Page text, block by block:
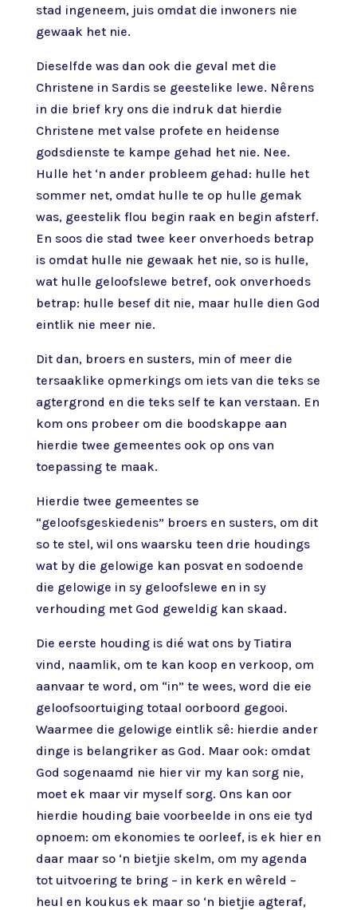
stad ingeneem, juis omdat die inwoners nie
gewaak het nie.
Dieselfde was dan ook die geval met die
Christene in Sardis se geestelike lewe. Nêrens
in die brief kry ons die indruk dat hierdie
Christene met valse profete en heidense
godsdienste te kampe gehad het nie. Nee.
Hulle het ‘n ander probleem gehad: hulle het
sommer net, omdat hulle te op hulle gemak
was, geestelik flou begin raak en begin afsterf.
En soos die stad twee keer onverhoeds betrap
is omdat hulle nie gewaak het nie, so is hulle,
wat hulle geloofslewe betref, ook onverhoeds
betrap: hulle besef dit nie, maar hulle dien God
eintlik nie meer nie.
Dit dan, broers en susters, min of meer die
tersaaklike opmerkings om iets van die teks se
agtergrond en die teks self te kan verstaan. En
kom ons probeer om die boodskappe aan
hierdie twee gemeentes ook op ons van
toepassing te maak.
Hierdie twee gemeentes se
“geloofsgeskiedenis” broers en susters, om dit
so te stel, wil ons waarsku teen drie houdings
wat by die gelowige kan posvat en sodoende
die gelowige in sy geloofslewe en in sy
verhouding met God geweldig kan skaad.
Die eerste houding is dié wat ons by Tiatira
vind, naamlik, om te kan koop en verkoop, om
aanvaar te word, om “in” te wees, word die eie
geloofsoortuiging totaal oorboord gegooi.
Waarmee die gelowige eintlik sê: hierdie ander
dinge is belangriker as God. Maar ook: omdat
God sogenaamd nie hier vir my kan sorg nie,
moet ek maar vir myself sorg. Ons kan oor
hierdie houding baie voorbeelde in ons eie tyd
opnoem: om ekonomies te oorleef, is ek hier en
daar maar so ‘n bietjie skelm, om my agenda
tot uitvoering te bring – in kerk en wêreld –
heul en koukus ek maar so ‘n bietjie agteraf,